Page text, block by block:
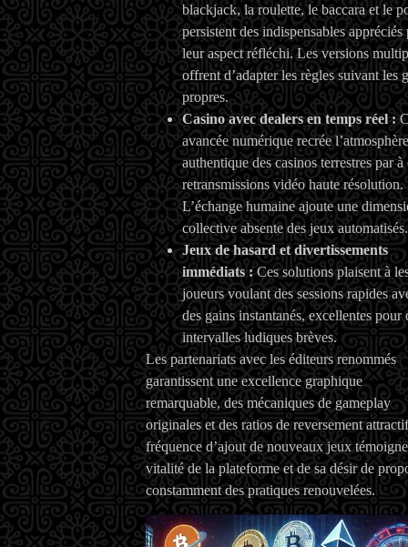
blackjack, la roulette, le baccara et le
persistent des indispensables appréciés
leur aspect réfléchi. Les versions
offrent d’adapter les règles suivant les
propres.
Casino avec dealers en temps réel :
avancée numérique recrée l’atmosphère
authentique des casinos terrestres par à
retransmissions vidéo haute résolution.
L’échange humaine ajoute une
collective absente des jeux automatisés.
Jeux de hasard et divertissements
immédiats :Ces solutions plaisent à
joueurs voulant des sessions rapides
des gains instantanés, excellentes pour
intervalles ludiques brèves.
Les partenariats avec les éditeurs renommés
garantissent une excellence graphique
remarquable, des mécaniques de gameplay
originales et des ratios de reversement
fréquence d’ajout de nouveaux jeux
vitalité de la plateforme et de sa désir de
constamment des pratiques renouvelées.